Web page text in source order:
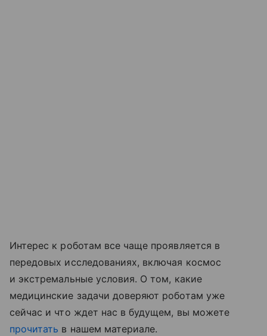
Интерес к роботам все чаще проявляется в
передовых исследованиях, включая космос
и экстремальные условия. О том, какие
медицинские задачи доверяют роботам уже
сейчас и что ждет нас в будущем, вы можете
прочитать в нашем материале.